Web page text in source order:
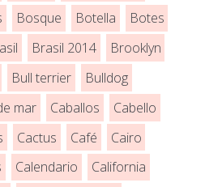
Bosque Botella
Botes
Brasil 2014
Brooklyn
Bull terrier
Bulldog
mar Caballos
Cabello
Cactus Café
Cairo
Calendario
California